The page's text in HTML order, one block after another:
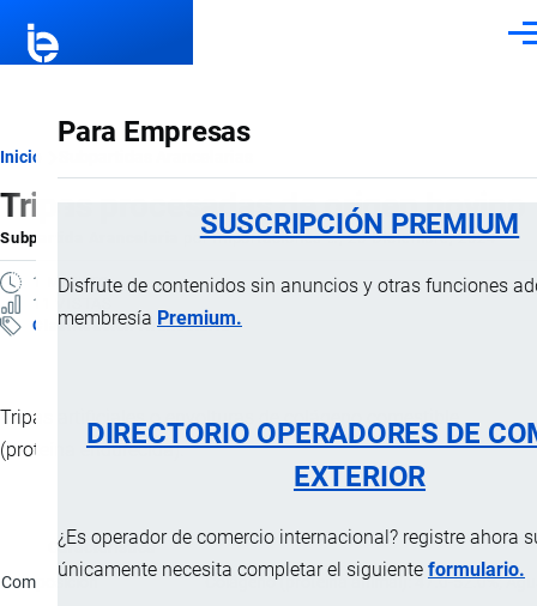
Para Empresas
SUSCRIPCIÓN PREMIUM
Disfrute de contenidos sin anuncios y otras funciones
membresía Premium.
DIRECTORIO OPERADORES DE
EXTERIOR
¿Es operador de comercio internacional? registre ahora
únicamente necesita completar el siguiente formulario.
Ruta
de
navegación
Inicio
Tripas procesadas de origen bovino
Subpartida Arancelaria porImportaciones …, 20 Diciembre, 2024
1 MINUTO
11 VISTAS
Clasificación Arancelaria
Tripas artificiales o envolturas de colágeno comestible
(proteína endurecida).
Característica
Composición
Colágeno (proteína animal): 47.0-52.0%;